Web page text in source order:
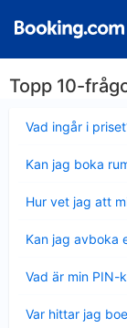
Topp 10-
Vad ingår i
mindre
Kan jag boka
mindre
Hur vet jag att
mindre
Kan jag avboka
mindre
Vad är min PIN-
mindre
Var hittar jag
mindre